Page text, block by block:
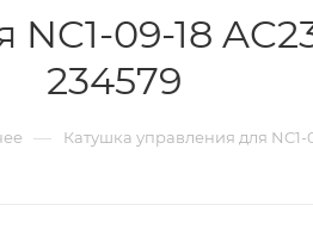
09-18
234579
— Катушка управления для NC1-